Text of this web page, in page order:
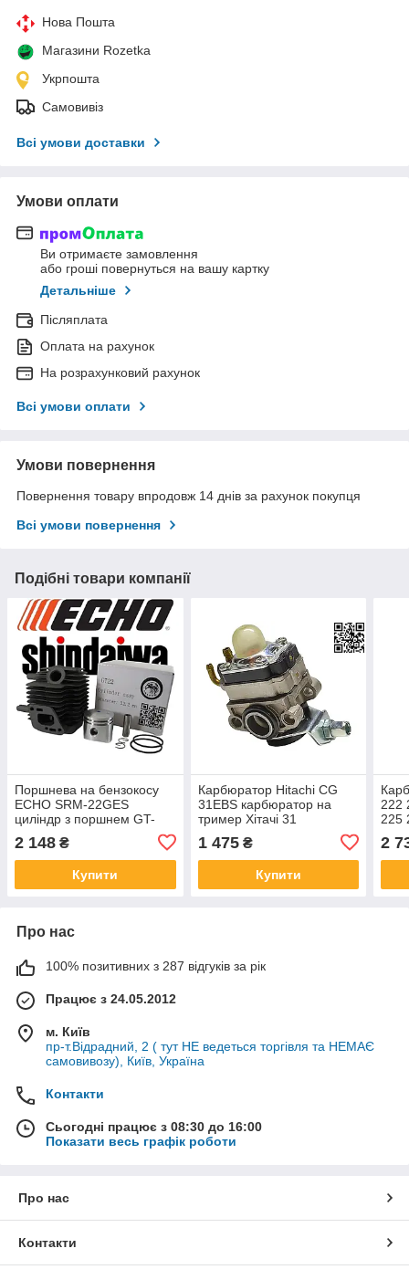
Нова Пошта
Магазини Rozetka
Укрпошта
Самовивіз
Всі умови доставки
Умови оплати
Ви отримаєте замовлення
або гроші повернуться на вашу картку
Детальніше
Післяплата
Оплата на рахунок
На розрахунковий рахунок
Всі умови оплати
Умови повернення
Повернення товару впродовж 14 днів за рахунок покупця
Всі умови повернення
Подібні товари компанії
Поршнева на бензокосу
ECHO SRM-22GES
циліндр з поршнем GT-
22GES ЦПГ для мотокос
Ехо SRM-2200
A130000021
2 148 ₴
Купити
Карбюратор Hitachi CG
31EBS карбюратор на
тример Хітачі 31
1 475₴
Купити
222
225
GT-
2
Про нас
100% позитивних з 287 відгуків за рік
Працює з 24.05.2012
м. Київ
пр-т.Відрадний, 2 ( тут НЕ ведеться торгівля та НЕМАЄ
самовивозу), Київ, Україна
Контакти
Сьогодні працює з 08:30 до 16:00
Показати весь графік роботи
Про нас
Контакти